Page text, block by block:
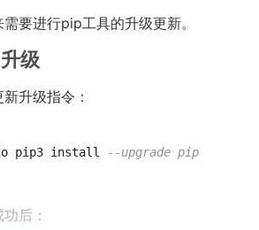
要进行pip工具的升级更新。
级
升级指令：
pip3 install --upgrade pip
后：